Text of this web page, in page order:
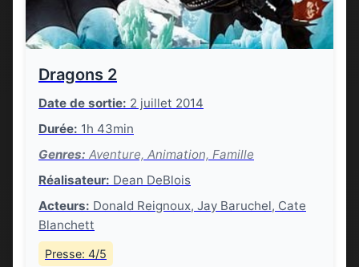
Dragons 2
Date de sortie: 2 juillet 2014
Durée: 1h 43min
Genres: Aventure, Animation, Famille
Réalisateur: Dean DeBlois
Acteurs: Donald Reignoux, Jay Baruchel, Cate
Blanchett
Presse: 4/5